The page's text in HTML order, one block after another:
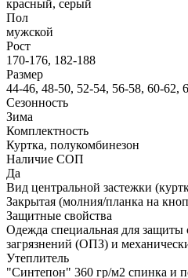
красный, серый
Пол
мужской
Рост
170-176, 182-188
Размер
44-46, 48-50, 52-54, 56-58, 60-62,
Сезонность
Зима
Комплектность
Куртка, полукомбинезон
Наличие СОП
Да
Вид центральной застежки
Закрытая (молния/планка на
Защитные свойства
Одежда специальная для
загрязнений (ОПЗ) и
Утеплитель
"Синтепон" 360 гр/м2 спинка и